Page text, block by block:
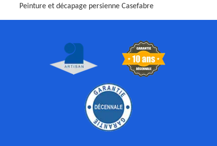
Peinture et décapage persienne Casefabre